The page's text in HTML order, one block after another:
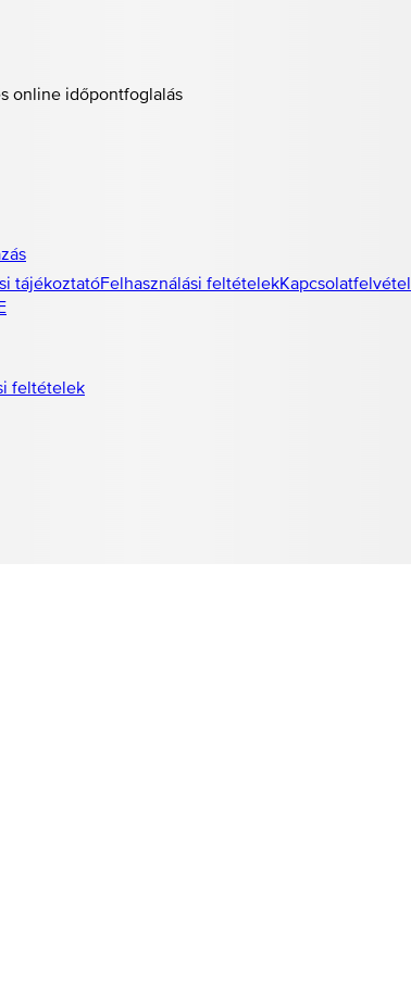
online időpontfoglalás
tájékoztatóFelhasználási feltételekKapcsolatfelvétel
feltételek